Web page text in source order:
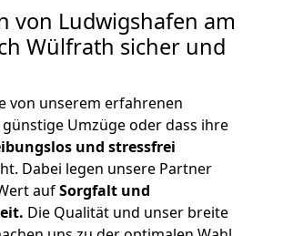
von Ludwigshafen am
Wülfrath sicher und
von unserem erfahrenen
Umzüge oder dass ihre
und stressfrei
Dabei legen unsere Partner
aufSorgfalt und
Die Qualität und unser breite